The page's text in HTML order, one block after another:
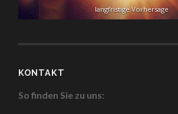
langfristige Vorhersage
KONTAKT
So finden Sie zu uns: